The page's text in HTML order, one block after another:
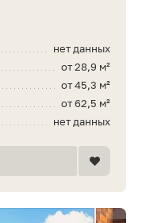
нет данных
от 28,9 м²
от 45,3 м²
от 62,5 м²
нет данных